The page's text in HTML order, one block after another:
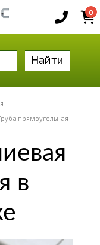
0
Найти
прямоугольная
в